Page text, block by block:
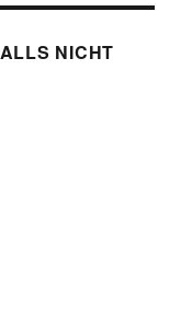
NICHT